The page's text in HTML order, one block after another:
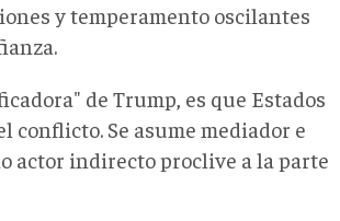
y temperamento oscilantes
de Trump, es que Estados
conflicto. Se asume mediador e
actor indirecto proclive a la parte